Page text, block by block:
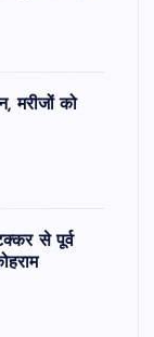
मरीजों को
से पूर्व